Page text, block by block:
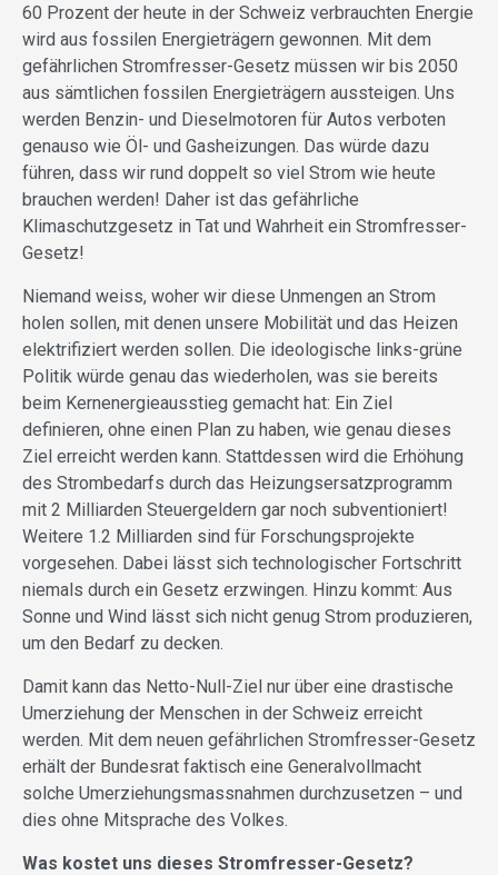
60 Prozent der heute in der Schweiz verbrauchten Energie
wird aus fossilen Energieträgern gewonnen. Mit dem
gefährlichen Stromfresser-Gesetz müssen wir bis 2050
aus sämtlichen fossilen Energieträgern aussteigen. Uns
werden Benzin- und Dieselmotoren für Autos verboten
genauso wie Öl- und Gasheizungen. Das würde dazu
führen, dass wir rund doppelt so viel Strom wie heute
brauchen werden! Daher ist das gefährliche
Klimaschutzgesetz in Tat und Wahrheit ein Stromfresser-
Gesetz!
Niemand weiss, woher wir diese Unmengen an Strom
holen sollen, mit denen unsere Mobilität und das Heizen
elektrifiziert werden sollen. Die ideologische links-grüne
Politik würde genau das wiederholen, was sie bereits
beim Kernenergieausstieg gemacht hat: Ein Ziel
definieren, ohne einen Plan zu haben, wie genau dieses
Ziel erreicht werden kann. Stattdessen wird die Erhöhung
des Strombedarfs durch das Heizungsersatzprogramm
mit 2 Milliarden Steuergeldern gar noch subventioniert!
Weitere 1.2 Milliarden sind für Forschungsprojekte
vorgesehen. Dabei lässt sich technologischer Fortschritt
niemals durch ein Gesetz erzwingen. Hinzu kommt: Aus
Sonne und Wind lässt sich nicht genug Strom produzieren,
um den Bedarf zu decken.
Damit kann das Netto-Null-Ziel nur über eine drastische
Umerziehung der Menschen in der Schweiz erreicht
werden. Mit dem neuen gefährlichen Stromfresser-Gesetz
erhält der Bundesrat faktisch eine Generalvollmacht
solche Umerziehungsmassnahmen durchzusetzen – und
dies ohne Mitsprache des Volkes.
Was kostet uns dieses Stromfresser-Gesetz?